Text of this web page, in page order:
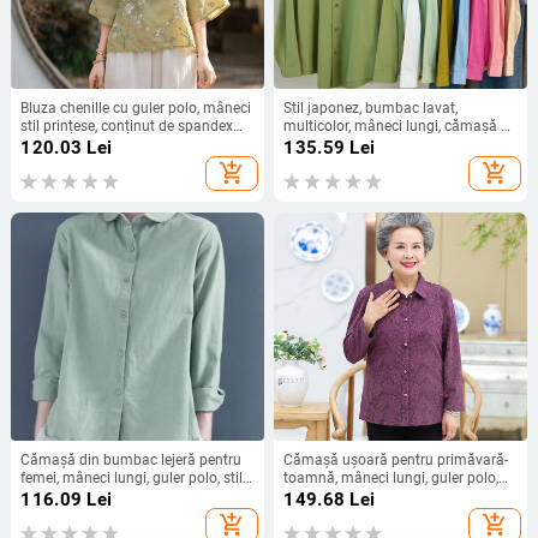
Bluza chenille cu guler polo, mâneci
stil prințese, conținut de spandex
sub 30%, Primăvara 2025
120.03 Lei
add_shopping_cart
Stil japonez, bumbac lavat,
multicolor, mâneci lungi, cămașă de
interior pentru femei, croială lejeră,
135.59 Lei
add_shopping_cart
Cămașă din bumbac lejeră pentru
femei, mâneci lungi, guler polo, stil
vintage retro
116.09 Lei
add_shopping_cart
Cămașă ușoară pentru primăvară-
toamnă, mâneci lungi, guler polo,
croială lejeră, potrivită pentru femei
149.68 Lei
add_shopping_cart